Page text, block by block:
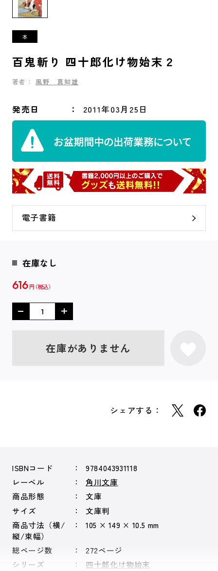
百鬼斬り 四十郎化け物始末２
著者： 風野 真知雄
発売日 2011年03月25日
電子書籍
在庫なし
616 円
在庫がありません
シェアする：
ISBNコード
9784043931118
レーベル
角川文庫
商品形態
文庫
サイズ
文庫判
商品寸法（横/
縦/束幅）
105 × 149 × 10.5 mm
総ページ数
272ページ
シリーズ
四十郎化け物始末